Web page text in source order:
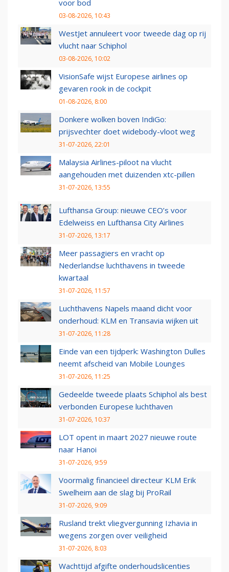
voor bod
03-08-2026, 10:43
WestJet annuleert voor tweede dag op rij
vlucht naar Schiphol
03-08-2026, 10:02
VisionSafe wijst Europese airlines op
gevaren rook in de cockpit
01-08-2026, 8:00
Donkere wolken boven IndiGo:
prijsvechter doet widebody-vloot weg
31-07-2026, 22:01
Malaysia Airlines-piloot na vlucht
aangehouden met duizenden xtc-pillen
31-07-2026, 13:55
Lufthansa Group: nieuwe CEO’s voor
Edelweiss en Lufthansa City Airlines
31-07-2026, 13:17
Meer passagiers en vracht op
Nederlandse luchthavens in tweede
kwartaal
31-07-2026, 11:57
Luchthavens Napels maand dicht voor
onderhoud: KLM en Transavia wijken uit
31-07-2026, 11:28
Einde van een tijdperk: Washington Dulles
neemt afscheid van Mobile Lounges
31-07-2026, 11:25
Gedeelde tweede plaats Schiphol als best
verbonden Europese luchthaven
31-07-2026, 10:37
LOT opent in maart 2027 nieuwe route
naar Hanoi
31-07-2026, 9:59
Voormalig financieel directeur KLM Erik
Swelheim aan de slag bij ProRail
31-07-2026, 9:09
Rusland trekt vliegvergunning Izhavia in
wegens zorgen over veiligheid
31-07-2026, 8:03
Wachttijd afgifte onderhoudslicenties